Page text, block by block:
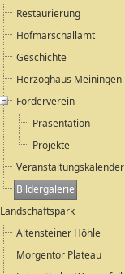
Restaurierung
Hofmarschallamt
Geschichte
Herzoghaus Meiningen
Förderverein
Präsentation
Projekte
Veranstaltungskalender
Bildergalerie
Landschaftspark
Altensteiner Höhle
Morgentor Plateau